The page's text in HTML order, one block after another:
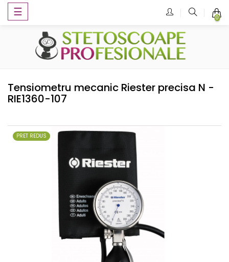
Toggle
navigation
☰ 0
Tensiometru mecanic Riester precisa N -
RIE1360-107
PRET REDUS